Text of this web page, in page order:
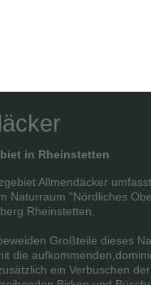
in Rheinstetten
Allmendäcker
Naturraum "Nördliches
Rheinstetten.
Großteile dieses
die
ein Verbuschen